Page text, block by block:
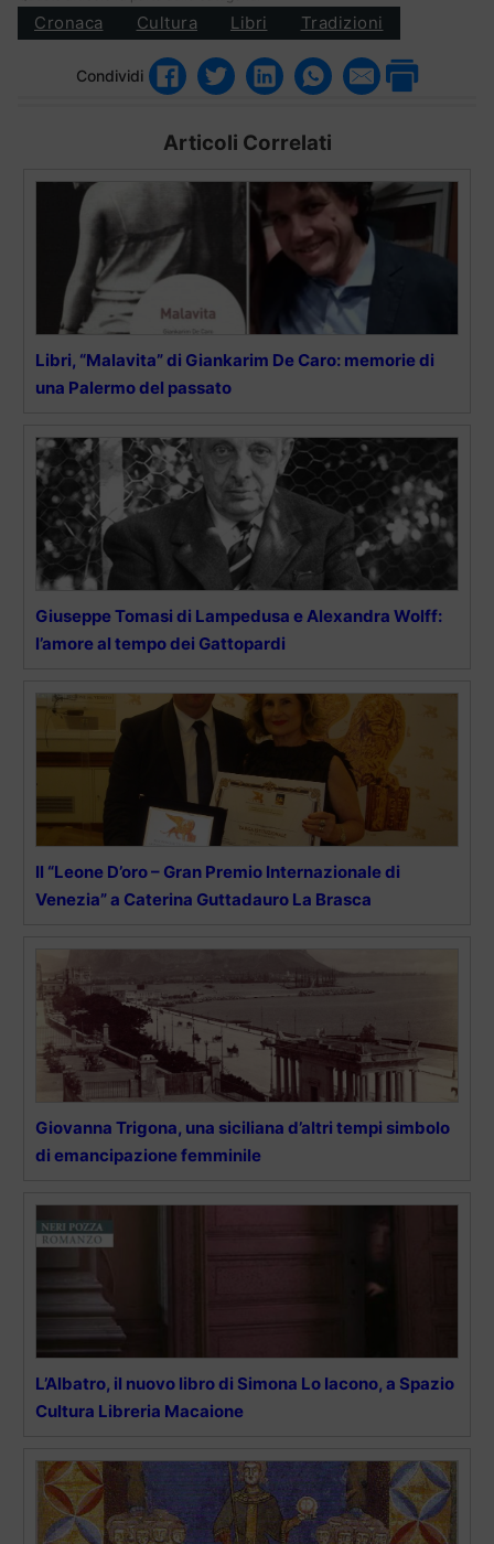
Cronaca Cultura Libri Tradizioni
Condividi
Articoli Correlati
Libri, “Malavita” di Giankarim De Caro: memorie di
una Palermo del passato
Giuseppe Tomasi di Lampedusa e Alexandra Wolff:
l’amore al tempo dei Gattopardi
Il “Leone D’oro – Gran Premio Internazionale di
Venezia” a Caterina Guttadauro La Brasca
Giovanna Trigona, una siciliana d’altri tempi simbolo
di emancipazione femminile
L’Albatro, il nuovo libro di Simona Lo Iacono, a Spazio
Cultura Libreria Macaione